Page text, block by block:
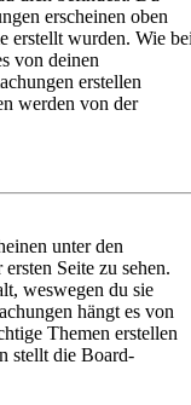
erscheinen oben
erstellt wurden. Wie
von deinen
erstellen
werden von der
unter den
Seite zu sehen.
weswegen du sie
hängt es von
Themen erstellen
stellt die Board-